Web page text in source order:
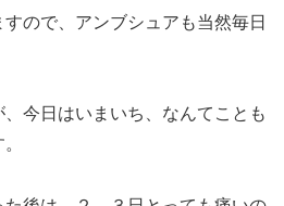
ので、アンブシュアも当然毎日
今日はいまいち、なんてことも